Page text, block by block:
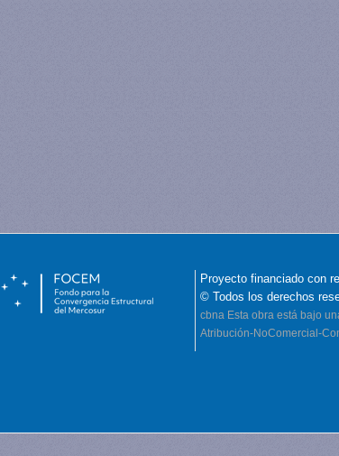
Proyecto financiado con
© Todos los derechos
cbna Esta obra está bajo
Atribución-NoComercial-